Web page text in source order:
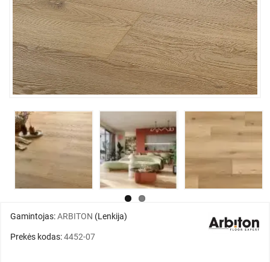
Gamintojas:ARBITON (Lenkija)
Prekės kodas:4452-07